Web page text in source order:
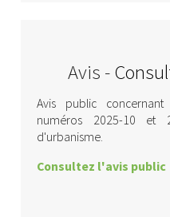
Avis -
Avis public
numéros 2025-10 et
d'urbanisme.
Consultez l'avis public